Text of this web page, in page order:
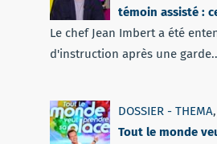
témoin assisté :
Le chef Jean Imbert a été
d'instruction après une
DOSSIER - THEMA,
Tout le monde